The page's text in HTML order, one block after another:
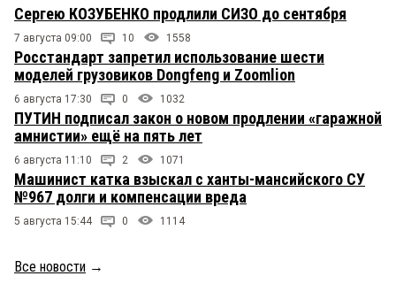
Сергею КОЗУБЕНКО продлили СИЗО до сентября
7 августа 09:00 10 1558
Росстандарт запретил использование шести
моделей грузовиков Dongfeng и Zoomlion
6 августа 17:30 0 1032
ПУТИН подписал закон о новом продлении «гаражной
амнистии» ещё на пять лет
6 августа 11:10 2 1071
Машинист катка взыскал с ханты-мансийского СУ
№967 долги и компенсации вреда
5 августа 15:44 0 1114
Все новости →